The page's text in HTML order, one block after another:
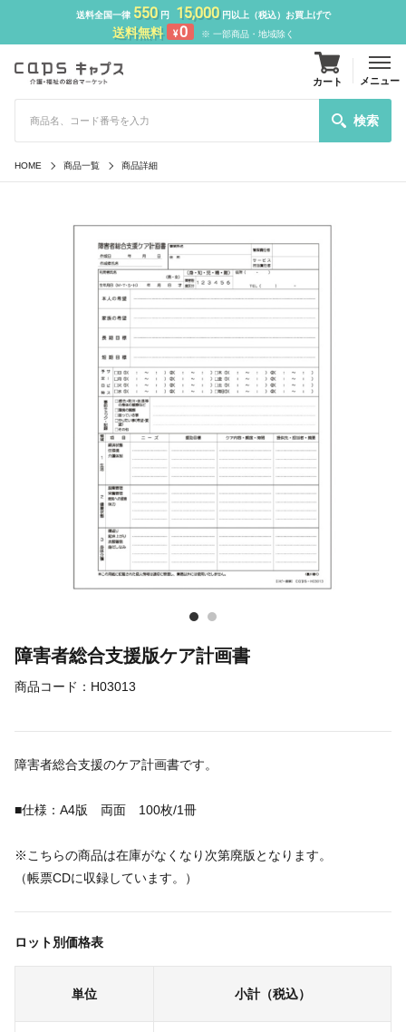
送料全国一律 550円 15,000円以上（税込）お買上げで
送料無料 ¥0 ※ 一部商品・地域除く
検索
カート メニュー
HOME 商品一覧 商品詳細
障害者総合支援版ケア計画書
商品コード： H03013
障害者総合支援のケア計画書です。
■仕様：A4版 両面 100枚/1冊
※こちらの商品は在庫がなくなり次第廃版となります。
（帳票CDに収録しています。）
ロット別価格表
単位 小計（税込）